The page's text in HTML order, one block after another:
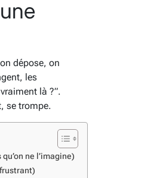
dépose, on
les
là ?”.
se trompe.
ne l’imagine)